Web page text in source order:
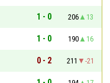
1 - 0 206
13
1 - 0 190
16
0 - 2 211
-21